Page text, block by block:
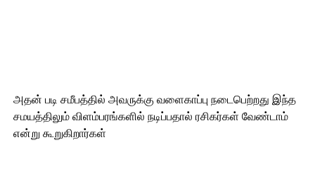
அதன் படி சமீபத்தில் அவருக்கு வளைகாப்பு நடைபெற்றது இந்த
சமயத்திலும் விளம்பரங்களில் நடிப்பதால் ரசிகர்கள் வேண்டாம்
என்று கூறுகிறார்கள்